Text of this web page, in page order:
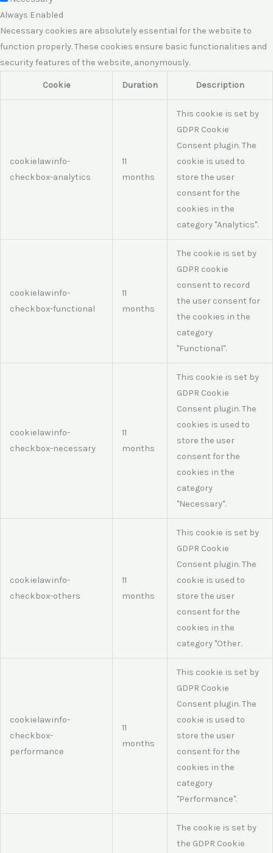
Always Enabled
Necessary cookies are absolutely essential for the website to
function properly. These cookies ensure basic functionalities and
security features of the website, anonymously.
Cookie Duration Description
cookielawinfo-
checkbox-analytics
11
months
This cookie is set by
GDPR Cookie
Consent plugin. The
cookie is used to
store the user
consent for the
cookies in the
category "Analytics".
cookielawinfo-
checkbox-functional
11
months
The cookie is set by
GDPR cookie
consent to record
the user consent for
the cookies in the
category
"Functional".
cookielawinfo-
checkbox-necessary
11
months
This cookie is set by
GDPR Cookie
Consent plugin. The
cookies is used to
store the user
consent for the
cookies in the
category
"Necessary".
cookielawinfo-
checkbox-others
11
months
This cookie is set by
GDPR Cookie
Consent plugin. The
cookie is used to
store the user
consent for the
cookies in the
category "Other.
cookielawinfo-
checkbox-
performance
11
months
This cookie is set by
GDPR Cookie
Consent plugin. The
cookie is used to
store the user
consent for the
cookies in the
category
"Performance".
The cookie is set by
the GDPR Cookie